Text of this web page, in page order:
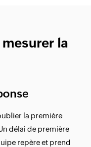
la
la première
délai de première
repère et prend